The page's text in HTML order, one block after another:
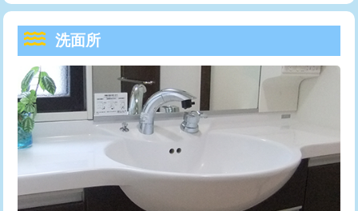
洗面台設置 38,500円
追加人工
廃棄・処分 現場見積
※給水管工事は20mmまでの価格です。
給水管工事※（保温材使用（バンド止
め込み）)
5,500円
給水管工事※（土の掘削・埋め戻し作
業)
11,000円
給水管工事※（塩ビ管（VP・HI）使
用/3ｍまで)
33,000円
給水管工事※（塩ビ管（VP・HI）使
用（追加）/3ｍ超え)
給水管工事※（ライニング鋼管・銅
44,000円
トーラー機使用/3mまで
追加トーラー機使用/3m超え +3,300円
カメラ調査 33,000円
桝清掃
止水・漏水調査・防水処理・清掃・修
理・調整・分解・加工など（軽作業）
11,000円
洗面所